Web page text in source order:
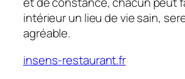
intérieur un lieu de vie sain,
agréable.
insens-restaurant.fr